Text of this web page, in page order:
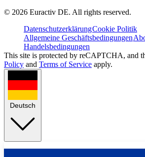
© 2026 Euractiv DE. All rights reserved.
DatenschutzerklärungCookie Politik
Allgemeine Geschäftsbedingungen
Handelsbedingungen
This site is protected by reCAPTCHA, and
Policy and Terms of Service apply.
Deutsch